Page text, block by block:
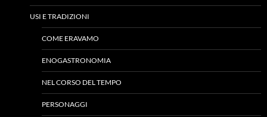
USI E TRADIZIONI
COME ERAVAMO
ENOGASTRONOMIA
NEL CORSO DEL TEMPO
PERSONAGGI